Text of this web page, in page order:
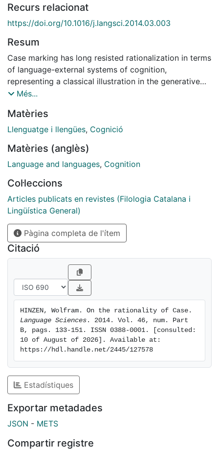
Recurs relacionat
https://doi.org/10.1016/j.langsci.2014.03.003
Resum
Case marking has long resisted rationalization in terms
of language-external systems of cognition,
representing a classical illustration in the generative
tradition for an apparently purely 'formal' or 'syntactic'
impasse derives from the prevailing absence of a
notion of grammatical meaning, i.e. meaning
uniquely dependent on grammatical forms of
organization. In particular, propositional forms of
'semantic', are arguably not only grammar-dependent
but depend on relations designated as structural
'Cases'. I further argue that these fail to reduce to
thematic structure, Person, Tense, or Agreement.
Therefore, Case receives a rationalization in terms of
how lexical memory is made referential and
propositional in language. Structural Case is
'uninterpretable' (bereft of content) only if a non-
grammatical notion of meaning is employed, and
sapiens-specific cognition is (implausibly) regarded as
Més...
Matèries
Llenguatge i llengües, Cognició
Matèries (anglès)
Language and languages, Cognition
Col·leccions
Articles publicats en revistes (Filologia Catalana i
Lingüística General)
Pàgina completa de l'ítem
Citació
Language Sciences . 2014. Vol. 46, num. Part
B, pags. 133-151. ISSN 0388-0001. [consulted:
10 of August of 2026]. Available at:
https://hdl.handle.net/2445/127578
Estadístiques
Exportar metadades
JSON - METS
Compartir registre